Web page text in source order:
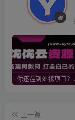
你还在到处找项
上一篇